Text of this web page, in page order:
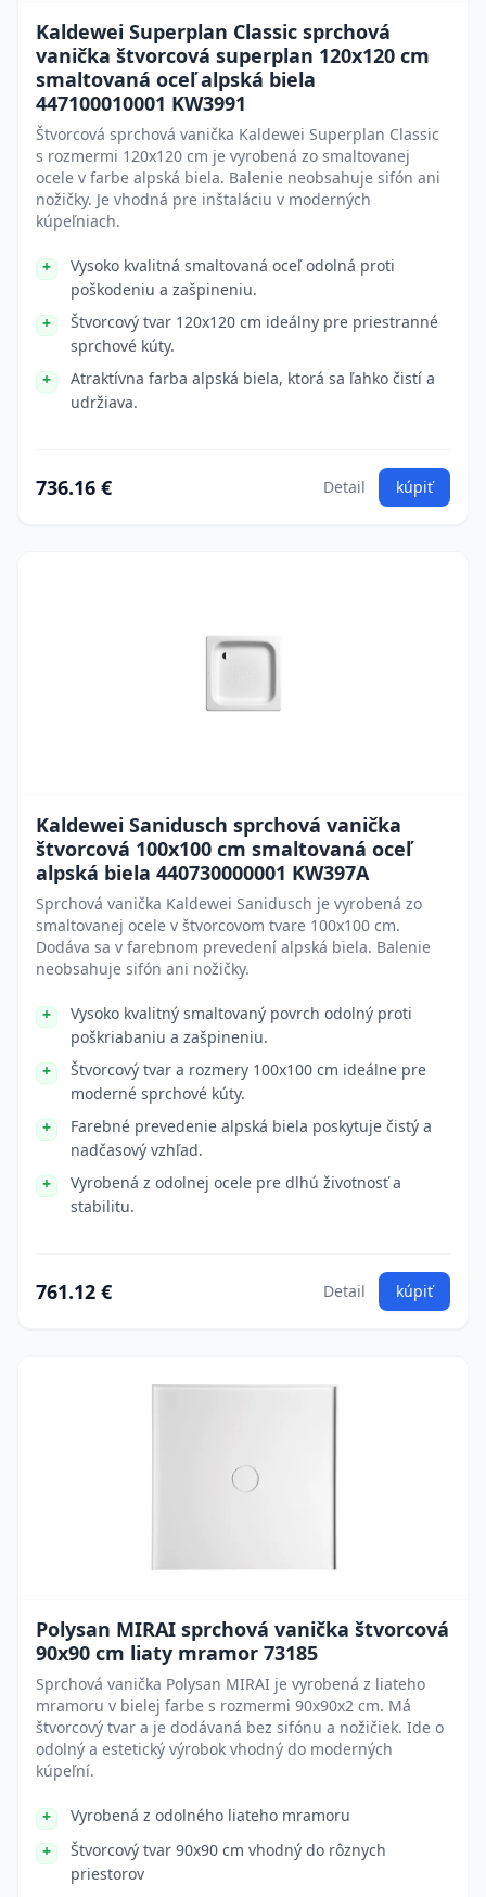
Kaldewei Superplan Classic sprchová
vanička štvorcová superplan 120x120 cm
smaltovaná oceľ alpská biela
447100010001 KW3991
Štvorcová sprchová vanička Kaldewei Superplan Classic
s rozmermi 120x120 cm je vyrobená zo smaltovanej
ocele v farbe alpská biela. Balenie neobsahuje sifón ani
nožičky. Je vhodná pre inštaláciu v moderných
kúpeľniach.
Vysoko kvalitná smaltovaná oceľ odolná proti
poškodeniu a zašpineniu.
Štvorcový tvar 120x120 cm ideálny pre priestranné
sprchové kúty.
Atraktívna farba alpská biela, ktorá sa ľahko čistí a
udržiava.
736.16 € Detail kúpiť
Kaldewei Sanidusch sprchová vanička
štvorcová 100x100 cm smaltovaná oceľ
alpská biela 440730000001 KW397A
Sprchová vanička Kaldewei Sanidusch je vyrobená zo
smaltovanej ocele v štvorcovom tvare 100x100 cm.
Dodáva sa v farebnom prevedení alpská biela. Balenie
neobsahuje sifón ani nožičky.
Vysoko kvalitný smaltovaný povrch odolný proti
poškriabaniu a zašpineniu.
Štvorcový tvar a rozmery 100x100 cm ideálne pre
moderné sprchové kúty.
Farebné prevedenie alpská biela poskytuje čistý a
nadčasový vzhľad.
Vyrobená z odolnej ocele pre dlhú životnosť a
stabilitu.
761.12 € Detail kúpiť
Polysan MIRAI sprchová vanička štvorcová
90x90 cm liaty mramor 73185
Sprchová vanička Polysan MIRAI je vyrobená z liateho
mramoru v bielej farbe s rozmermi 90x90x2 cm. Má
štvorcový tvar a je dodávaná bez sifónu a nožičiek. Ide o
odolný a estetický výrobok vhodný do moderných
kúpeľní.
Vyrobená z odolného liateho mramoru
Štvorcový tvar 90x90 cm vhodný do rôznych
priestorov